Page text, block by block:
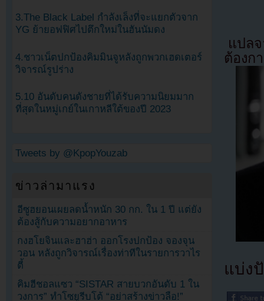
แปล
ต้องก
แบ่ง
3.The Black Label กำลังเล็งที่จะแยกตัวจาก
YG ย้ายอฟฟิศไปตึกใหม่ในฮันนัมดง
4.ชาวเน็ตปกป้องคิมมินจูหลังถูกพวกเฮดเตอร์
วิจารณ์รูปร่าง
5.10 อันดับคนดังชายที่ได้รับความนิยมมาก
ที่สุดในหมู่เกย์ในเกาหลีใต้ของปี 2023
Tweets by @KpopYouzab
ข่าวล่ามาแรง
อีซูฮยอนเผยลดน้ำหนัก 30 กก. ใน 1 ปี แต่ยัง
ต้องสู้กับความอยากอาหาร
กงฮโยจินและฮาฮ่า ออกโรงปกป้อง จองจุน
วอน หลังถูกวิจารณ์เรื่องท่าทีในรายการวาไร
ตี้
คิมฮีชอลแซว “SISTAR สายบวกอันดับ 1 ใน
วงการ” ทำโซยูรีบโต้ “อย่าสร้างข่าวลือ!”